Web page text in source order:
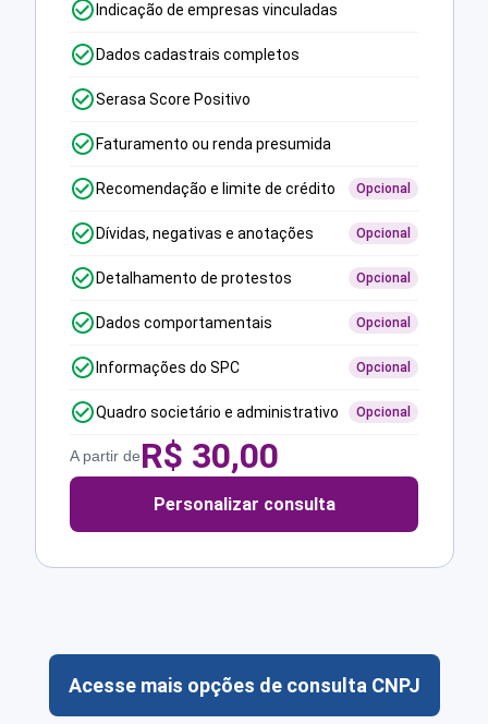
Indicação de empresas vinculadas
Dados cadastrais completos
Serasa Score Positivo
Faturamento ou renda presumida
Recomendação e limite de crédito Opcional
Dívidas, negativas e anotações Opcional
Detalhamento de protestos Opcional
Dados comportamentais Opcional
Informações do SPC Opcional
Quadro societário e administrativo Opcional
A partir deR$ 30,00
Personalizar consulta
Acesse mais opções de consulta CNPJ